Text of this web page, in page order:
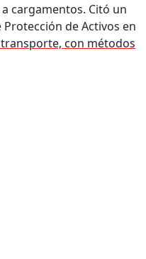
cargamentos. Citó un
de Activos en
con métodos